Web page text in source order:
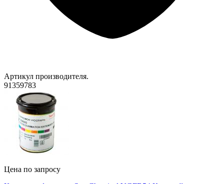
Артикул производителя.
91359783
Цена по запросу